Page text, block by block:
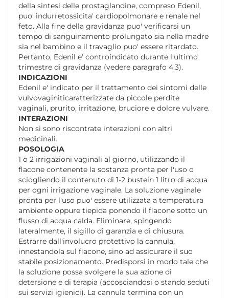
della sintesi delle prostaglandine, compreso Edenil,
puo' indurretossicita' cardiopolmonare e renale nel
feto. Alla fine della gravidanza puo' verificarsi un
tempo di sanguinamento prolungato sia nella madre
sia nel bambino e il travaglio puo' essere ritardato.
Pertanto, Edenil e' controindicato durante l'ultimo
trimestre di gravidanza (vedere paragrafo 4.3).
INDICAZIONI
Edenil e' indicato per il trattamento dei sintomi delle
vulvovaginiticaratterizzate da piccole perdite
vaginali, prurito, irritazione, bruciore e dolore vulvare.
INTERAZIONI
Non si sono riscontrate interazioni con altri
medicinali.
POSOLOGIA
1 o 2 irrigazioni vaginali al giorno, utilizzando il
flacone contenente la sostanza pronta per l'uso o
sciogliendo il contenuto di 1-2 bustein 1 litro di acqua
per ogni irrigazione vaginale. La soluzione vaginale
pronta per l'uso puo' essere utilizzata a temperatura
ambiente oppure tiepida ponendo il flacone sotto un
flusso di acqua calda. Eliminare, spingendo
lateralmente, il sigillo di garanzia e di chiusura.
Estrarre dall'involucro protettivo la cannula,
innestandola sul flacone, sino ad assicurare il suo
stabile posizionamento. Predisporsi in modo tale che
la soluzione possa svolgere la sua azione di
detersione e di terapia (accosciandosi o stando seduti
sui servizi igienici). La cannula termina con un